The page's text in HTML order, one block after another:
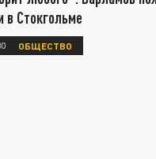
в Стокгольме
ОБЩЕСТВО